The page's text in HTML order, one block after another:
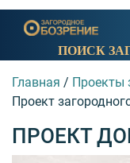
ПОИСК
Главная / Проекты
Проект
ПРОЕКТ